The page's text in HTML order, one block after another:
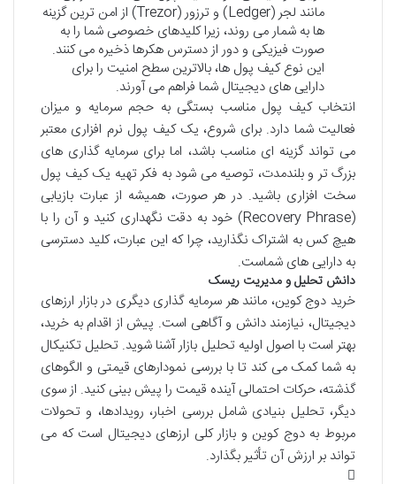
مانند لجر (Ledger) و ترزور (Trezor) از امن ترین گزینه
ها به شمار می روند، زیرا کلیدهای خصوصی شما را به
صورت فیزیکی و دور از دسترس هکرها ذخیره می کنند.
این نوع کیف پول ها، بالاترین سطح امنیت را برای
دارایی های دیجیتال شما فراهم می آورند.
انتخاب کیف پول مناسب بستگی به حجم سرمایه و میزان
فعالیت شما دارد. برای شروع، یک کیف پول نرم افزاری معتبر
می تواند گزینه ای مناسب باشد، اما برای سرمایه گذاری های
بزرگ تر و بلندمدت، توصیه می شود به فکر تهیه یک کیف پول
سخت افزاری باشید. در هر صورت، همیشه از عبارت بازیابی
(Recovery Phrase) خود به دقت نگهداری کنید و آن را با
هیچ کس به اشتراک نگذارید، چرا که این عبارت، کلید دسترسی
به دارایی های شماست.
دانش تحلیل و مدیریت ریسک
خرید دوج کوین، مانند هر سرمایه گذاری دیگری در بازار ارزهای
دیجیتال، نیازمند دانش و آگاهی است. پیش از اقدام به خرید،
بهتر است با اصول اولیه تحلیل بازار آشنا شوید. تحلیل تکنیکال
به شما کمک می کند تا با بررسی نمودارهای قیمتی و الگوهای
گذشته، حرکات احتمالی آینده قیمت را پیش بینی کنید. از سوی
دیگر، تحلیل بنیادی شامل بررسی اخبار، رویدادها، و تحولات
مربوط به دوج کوین و بازار کلی ارزهای دیجیتال است که می
تواند بر ارزش آن تأثیر بگذارد.